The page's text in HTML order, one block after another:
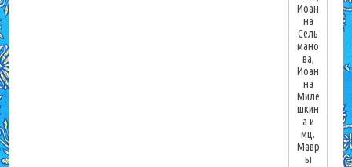
Иоан
на
Сель
мано
ва,
Иоан
на
Миле
шкин
а и
мц.
Мавр
ы